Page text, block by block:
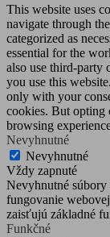
This website uses
navigate through
categorized as
essential for the
also use third-party
you use this
only with your
cookies. But opting
browsing
Nevyhnutné
Nevyhnutné
Vždy zapnuté
Nevyhnutné súbory
fungovanie
zaisťujú základné
Funkčné